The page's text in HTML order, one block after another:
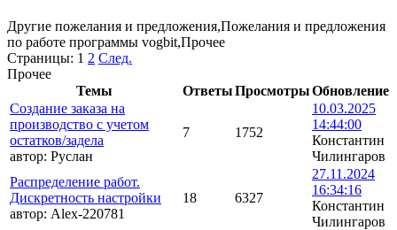
Другие пожелания и предложения,Пожелания и предложения
по работе программы vogbit,Прочее
Страницы: 1 2 След.
Прочее
Темы
ОтветыПросмотрыОбновление
Создание заказа на
производство с учетом
остатков/задела
автор: Руслан
7 1752
10.03.2025
14:44:00
Константин
Чилингаров
Распределение работ.
Дискретность настройки
автор: Alex-220781
18 6327
27.11.2024
16:34:16
Константин
Чилингаров